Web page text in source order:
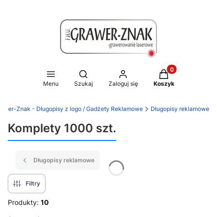
Menu
Otwórz wyszukiwarkę
Szukaj Zaloguj się
Produkty w
Koszyk
Znak - Długopisy z logo / Gadżety Reklamowe Długopisy reklamowe
Komplety 1000 szt.
Długopisy reklamowe
Filtry
Produkty: 10